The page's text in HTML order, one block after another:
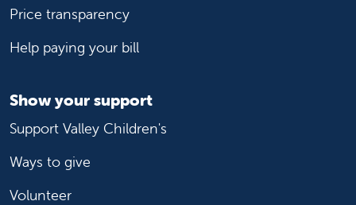
Price transparency
Help paying your bill
Show your support
Support Valley Children's
Ways to give
Volunteer